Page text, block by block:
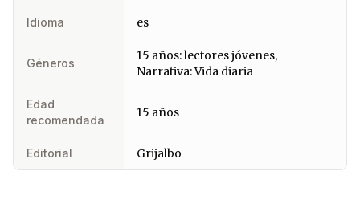
Idioma es
Géneros
15 años: lectores jóvenes,
Narrativa: Vida diaria
Edad
recomendada
15 años
Editorial Grijalbo